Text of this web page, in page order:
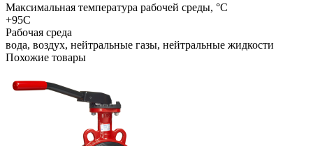
Максимальная температура рабочей среды, °C
+95С
Рабочая среда
вода, воздух, нейтральные газы, нейтральные жидкости
Похожие товары